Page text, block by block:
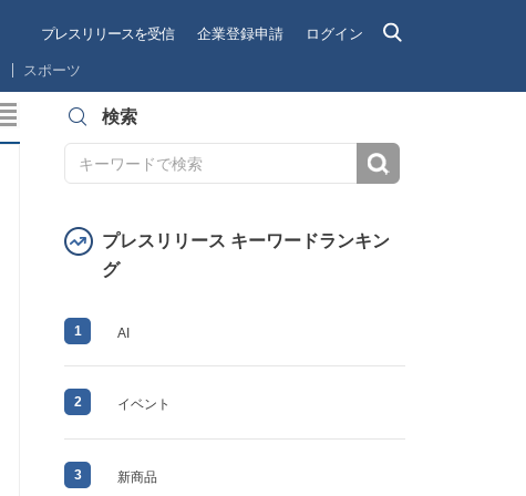
プレスリリースを受信 企業登録申請 ログイン
スポーツ
検索
プレスリリース キーワードランキン
グ
1 AI
2 イベント
3 新商品